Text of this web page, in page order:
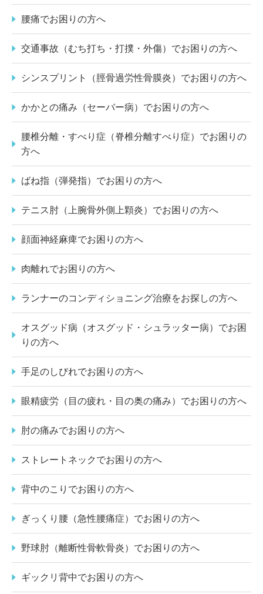
腰痛でお困りの方へ
交通事故（むち打ち・打撲・外傷）でお困りの方へ
シンスプリント（脛骨過労性骨膜炎）でお困りの方へ
かかとの痛み（セーバー病）でお困りの方へ
腰椎分離・すべり症（脊椎分離すべり症）でお困りの
方へ
ばね指（弾発指）でお困りの方へ
テニス肘（上腕骨外側上顆炎）でお困りの方へ
顔面神経麻痺でお困りの方へ
肉離れでお困りの方へ
ランナーのコンディショニング治療をお探しの方へ
オスグッド病（オスグッド・シュラッター病）でお困
りの方へ
手足のしびれでお困りの方へ
眼精疲労（目の疲れ・目の奥の痛み）でお困りの方へ
肘の痛みでお困りの方へ
ストレートネックでお困りの方へ
背中のこりでお困りの方へ
ぎっくり腰（急性腰痛症）でお困りの方へ
野球肘（離断性骨軟骨炎）でお困りの方へ
ギックリ背中でお困りの方へ